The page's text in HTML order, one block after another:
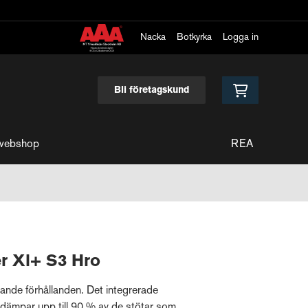
Nacka Botkyrka Logga in
Bli företagskund
REA
Xl+ S3 Hro
förhållanden. Det integrerade